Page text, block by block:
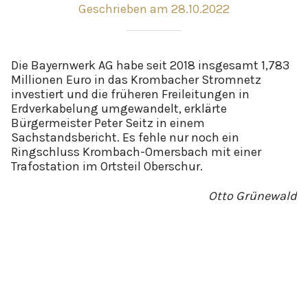
Geschrieben am 28.10.2022
Die Bayernwerk AG habe seit 2018 insgesamt 1,783
Millionen Euro in das Krombacher Stromnetz
investiert und die früheren Freileitungen in
Erdverkabelung umgewandelt, erklärte
Bürgermeister Peter Seitz in einem
Sachstandsbericht. Es fehle nur noch ein
Ringschluss Krombach-Omersbach mit einer
Trafostation im Ortsteil Oberschur.
Otto Grünewald